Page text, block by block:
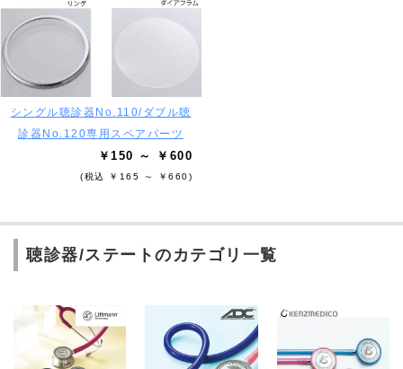
シングル聴診器No.110/ダブル聴
診器No.120専用スペアパーツ
￥150 ～ ￥600
(税込 ￥165 ～ ￥660)
聴診器/ステートのカテゴリ一覧